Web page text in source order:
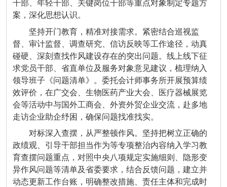
干部、年轻干部、关键岗位干部等重点对象制定专题方
案，深化思想认识。
坚持开门教育，精准对接需求。紧密结合巡视监
督、审计监督、调查研究、信访反映等工作途径，动真
碰硬、深刻查找作风建设存在的突出问题。线上线下征
求党员干部、省直单位及服务对象意见建议，梳理纳入
领导班子《问题清单》。委托会计师事务所开展预算绩
效评价，在广交会、生物医药产业大会、医疗器械展览
会等活动中与国外工商会、外资外贸企业交流，赴多地
走访企业助企纾困，确保问题找准找实。
对标深入查摆，从严整顿作风。坚持把树立正确的
政绩观、引导干部担当作为等专项整治内容纳入学习教
育查摆问题重点，对照中央八项规定实施细则、隐形变
异作风问题等清单及省委要求，结合反馈问题，建立并
动态更新工作台账，明确整改措施、责任主体和完成时